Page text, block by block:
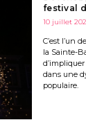
festival
10 juillet
C’est l’un
la Sainte-
dans une
populaire.